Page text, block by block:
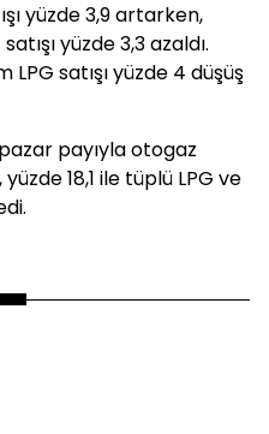
yüzde 3,9 artarken,
yüzde 3,3 azaldı.
satışı yüzde 4 düşüş
payıyla otogaz
18,1 ile tüplü LPG ve